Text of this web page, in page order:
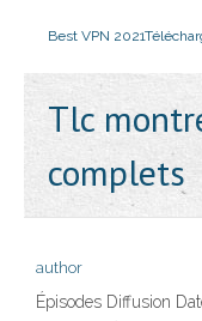
Best VPN 2021
Tlc
complets
author
Épisodes Diffusion